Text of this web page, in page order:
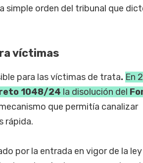
simple orden del tribunal que
víctimas
para las víctimas de trata. En
1048/24 la disolución del
que permitía canalizar
rápida.
por la entrada en vigor de la ley